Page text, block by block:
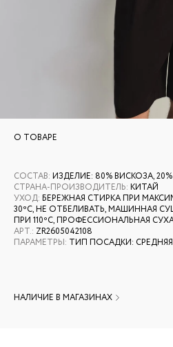
О ТОВАРЕ
СОСТАВ: ИЗДЕЛИЕ: 80% ВИСКОЗА,
СТРАНА-ПРОИЗВОДИТЕЛЬ: КИТАЙ
УХОД: БЕРЕЖНАЯ СТИРКА ПРИ
30ºС, НЕ ОТБЕЛИВАТЬ, МАШИННАЯ
ПРИ 110ºС, ПРОФЕССИОНАЛЬНАЯ
АРТ.: ZR2605042108
ПАРАМЕТРЫ: ТИП ПОСАДКИ: СРЕДНЯЯ
НАЛИЧИЕ В МАГАЗИНАХ